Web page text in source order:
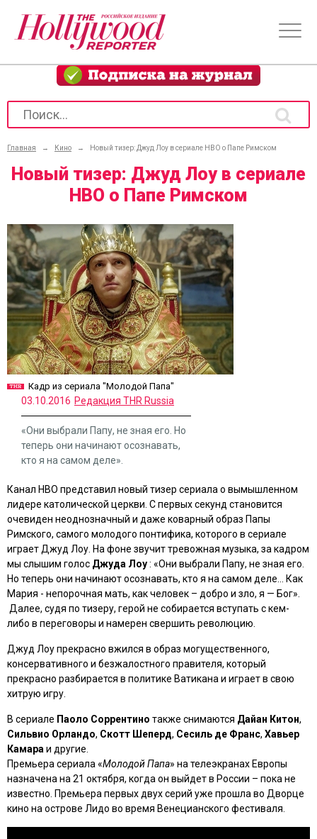
Главная → Кино → Новый тизер: Джуд Лоу в сериале HBO о Папе Римском
Новый тизер: Джуд Лоу в сериале
HBO о Папе Римском
Кадр из сериала "Молодой Папа"
03.10.2016 Редакция THR Russia
«Они выбрали Папу, не зная его. Но
теперь они начинают осознавать,
кто я на самом деле».
Канал HBO представил новый тизер сериала о вымышленном
лидере католической церкви. С первых секунд становится
очевиден неоднозначный и даже коварный образ Папы
Римского, самого молодого понтифика, которого в сериале
играет Джуд Лоу. На фоне звучит тревожная музыка, за кадром
мы слышим голос Джуда Лоу: «Они выбрали Папу, не зная его.
Но теперь они начинают осознавать, кто я на самом деле… Как
Мария - непорочная мать, как человек – добро и зло, я — Бог».
Далее, судя по тизеру, герой не собирается вступать с кем-
либо в переговоры и намерен свершить революцию.
Джуд Лоу прекрасно вжился в образ могущественного,
консервативного и безжалостного правителя, который
прекрасно разбирается в политике Ватикана и играет в свою
хитрую игру.
В сериале Паоло Соррентино также снимаются Дайан Китон,
Сильвио Орландо, Скотт Шеперд, Сесиль де Франс, Хавьер
Камара и другие.
Премьера сериала «Молодой Папа» на телеэкранах Европы
назначена на 21 октября, когда он выйдет в России – пока не
известно. Премьера первых двух серий уже прошла во Дворце
кино на острове Лидо во время Венецианского фестиваля.